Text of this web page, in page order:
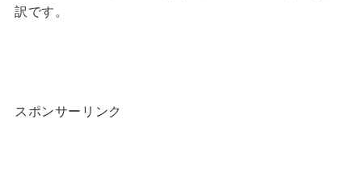
訳です。
スポンサーリンク